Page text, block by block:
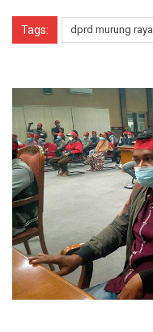
Tags: dprd murung raya